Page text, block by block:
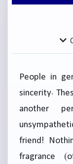
People in
sincerity.
another
friend!
fragrance